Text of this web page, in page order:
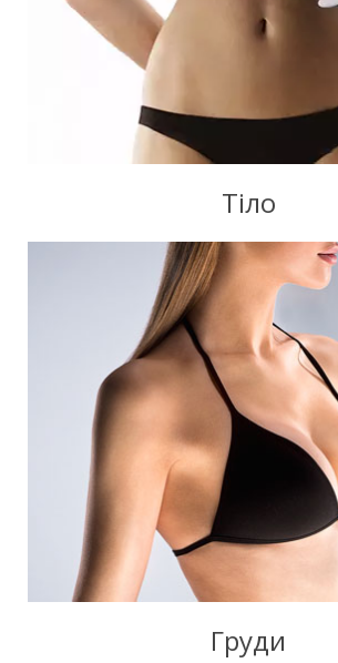
Тіло
Груди